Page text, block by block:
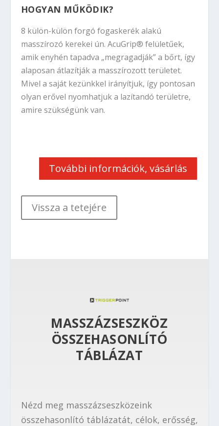
HOGYAN MŰKÖDIK?
8 külön-külön forgó fogaskerék alakú
masszírozó kerekei ún. AcuGrip® felületűek,
amik enyhén tapadva „megragadják” a bőrt, így
alaposan átlazítják a masszírozott területet.
Mivel a saját kezünkkel irányítjuk, így pontosan
olyan erővel nyomhatjuk a lazítandó területre,
amire szükségünk van.
További információk, vásárlás
Vissza a tetejére
MASSZÁZSESZKÖZ
ÖSSZEHASONLÍTÓ
TÁBLÁZAT
Nézd meg masszázseszközeink
összehasonlító táblázatát, célok, erősség,